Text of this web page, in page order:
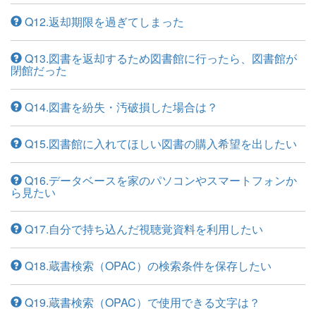
Q12.返却期限を過ぎてしまった
Q13.図書を返却するため図書館に行ったら、図書館が
閉館だった
Q14.図書を紛失・汚破損した場合は？
Q15.図書館に入れてほしい図書の購入希望を出したい
Q16.データベースを家のパソコンやスマートフォンか
ら見たい
Q17.自分で持ち込んだ視聴覚資料を利用したい
Q18.蔵書検索（OPAC）の検索条件を保存したい
Q19.蔵書検索（OPAC）で使用できる文字は？